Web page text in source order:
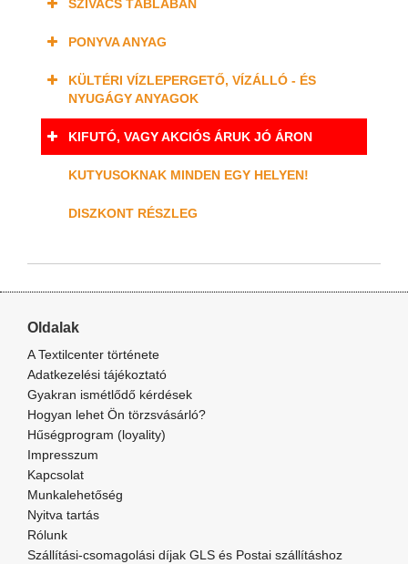
SZIVACS TÁBLÁBAN
PONYVA ANYAG
KÜLTÉRI VÍZLEPERGETŐ, VÍZÁLLÓ - ÉS
NYUGÁGY ANYAGOK
KIFUTÓ, VAGY AKCIÓS ÁRUK JÓ ÁRON
KUTYUSOKNAK MINDEN EGY HELYEN!
DISZKONT RÉSZLEG
Oldalak
A Textilcenter története
Adatkezelési tájékoztató
Gyakran ismétlődő kérdések
Hogyan lehet Ön törzsvásárló?
Hűségprogram (loyality)
Impresszum
Kapcsolat
Munkalehetőség
Nyitva tartás
Rólunk
Szállítási-csomagolási díjak GLS és Postai szállításhoz